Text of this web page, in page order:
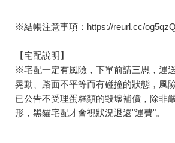
※結帳注意事項： https://reurl.cc/og5qzQ
【宅配說明】
※宅配一定有風險，下單前請三思，運
晃動、路面不平等而有碰撞的狀態，風
已公告不受理蛋糕類的毀壞補償，除非
形，黑貓宅配才會視狀況退還"運費"。